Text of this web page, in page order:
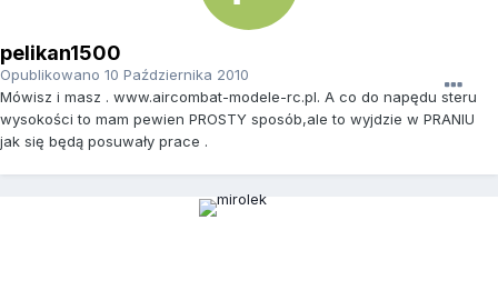
pelikan1500
Opublikowano 10 Października 2010
Mówisz i masz . www.aircombat-modele-rc.pl. A co do napędu steru
wysokości to mam pewien PROSTY sposób,ale to wyjdzie w PRANIU
jak się będą posuwały prace .